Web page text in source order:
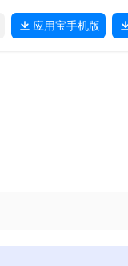
应用宝手机版